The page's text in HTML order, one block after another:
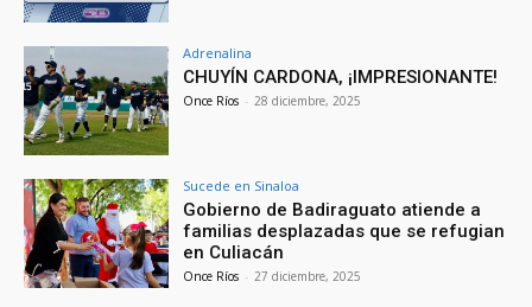
Adrenalina
CHUYÍN CARDONA, ¡IMPRESIONANTE!
Once Ríos - 28 diciembre, 2025
Sucede en Sinaloa
Gobierno de Badiraguato atiende a
familias desplazadas que se refugian
en Culiacán
Once Ríos - 27 diciembre, 2025